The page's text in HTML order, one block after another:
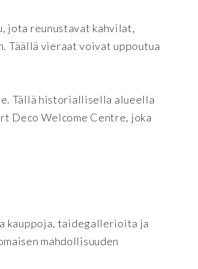
jota reunustavat kahvilat,
vieraat voivat uppoutua
Tällä historiallisella alueella
Deco Welcome Centre, joka
kauppoja, taidegallerioita ja
mahdollisuuden